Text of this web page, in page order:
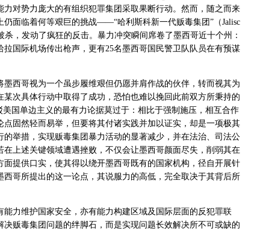
对势力庞大的有组织犯罪集团采取果断行动。然而，随之而来
仍面临着何等艰巨的挑战——“哈利斯科新一代贩毒集团”（Jalisc
杀，发动了疯狂的反击。暴力冲突瞬间席卷了墨西哥近十个州：
拉国际机场传出枪声，更有25名墨西哥国民警卫队队员在有预谋
西哥视为一个虽步履维艰但仍愿并肩作战的伙伴，转而视其为
次具体行动中取得了成功，恐怕也难以挽回此前双方所秉持的
国单边主义的最有力论据莫过于：相比于强制施压，相互合作
固然轻而易举，但要将其付诸实践并加以证实，却是一项极其
举措，实现贩毒集团暴力活动的显著减少，并在法治、司法公
上述关键领域遭遇挫败，不仅会让墨西哥颜面尽失，削弱其在
提供口实，使其得以绕开墨西哥既有的国家机构，径自开展针
哥所提出的这一论点，其说服力的高低，完全取决于其背后所
力维护国家安全，亦有能力构建区域及国际层面的反犯罪联
贩毒集团问题的绊脚石，而是实现问题长效解决所不可或缺的